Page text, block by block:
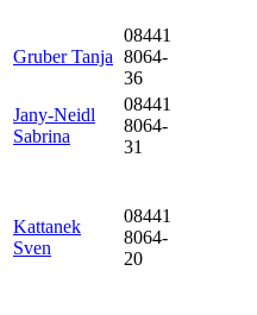
Gruber Tanja
08441
8064-
36
Jany-Neidl
Sabrina
08441
8064-
31
Kattanek
Sven
08441
8064-
20